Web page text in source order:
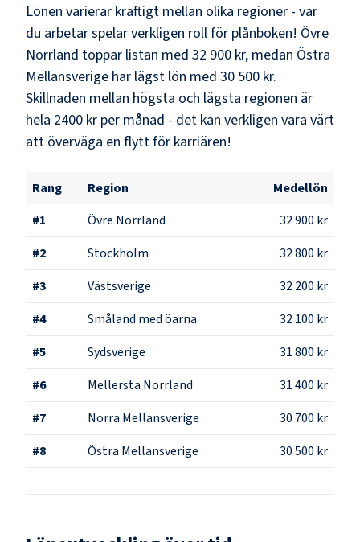
Lönen varierar kraftigt mellan olika regioner - var
du arbetar spelar verkligen roll för plånboken! Övre
Norrland toppar listan med 32 900 kr, medan Östra
Mellansverige har lägst lön med 30 500 kr.
Skillnaden mellan högsta och lägsta regionen är
hela 2400 kr per månad - det kan verkligen vara värt
att överväga en flytt för karriären!
Rang Region
Medellön
#1 Övre Norrland
32 900 kr
#2 Stockholm
32 800 kr
#3 Västsverige
32 200 kr
#4 Småland med öarna
32 100 kr
#5 Sydsverige
31 800 kr
#6 Mellersta Norrland
31 400 kr
#7 Norra Mellansverige
30 700 kr
#8 Östra Mellansverige 30 500 kr